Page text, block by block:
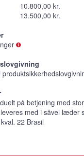
10.800,00 kr.
13.500,00 kr.
på betjening med
med i såvel læder
22 Brasil